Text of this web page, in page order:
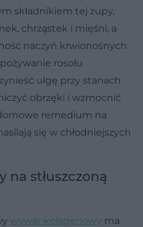
składnikiem tej zupy,
chrząstek i mięśni, a
naczyń krwionośnych.
rosołu
ulgę przy stanach
obrzęki i wzmocnić
remedium na
się w chłodniejszych
na stłuszczoną
wywar kolagenowy ma